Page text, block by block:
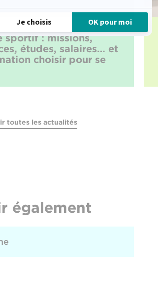
sportif : missions,
études, salaires… et
choisir pour se
toutes les actualités
également